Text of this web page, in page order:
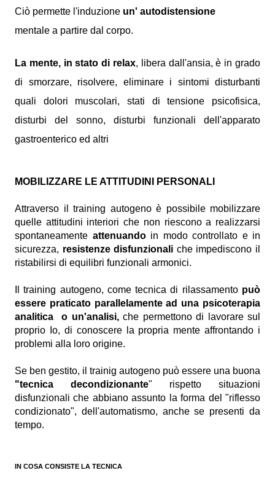
Ciò permette l'induzione un' autodistensione
mentale a partire dal corpo.
La mente, in stato di relax, libera dall'ansia, è in grado
di smorzare, risolvere, eliminare i sintomi disturbanti
quali dolori muscolari, stati di tensione psicofisica,
disturbi del sonno, disturbi funzionali dell'apparato
gastroenterico ed altri
MOBILIZZARE LE ATTITUDINI PERSONALI
Attraverso il training autogeno è possibile mobilizzare
quelle attitudini interiori che non riescono a realizzarsi
spontaneamente attenuandoin modo controllato e in
sicurezza, resistenze disfunzionali che impediscono il
ristabilirsi di equilibri funzionali armonici.
Il training autogeno, come tecnica di rilassamento può
essere praticato parallelamente ad una psicoterapia
analitica o un'analisi,che permettono di lavorare sul
proprio Io, di conoscere la propria mente affrontando i
problemi alla loro origine.
Se ben gestito, il trainig autogeno può essere una buona
"tecnica decondizionante" rispetto situazioni
disfunzionali che abbiano assunto la forma del "riflesso
condizionato", dell'automatismo, anche se presenti da
tempo.
IN COSA CONSISTE LA TECNICA